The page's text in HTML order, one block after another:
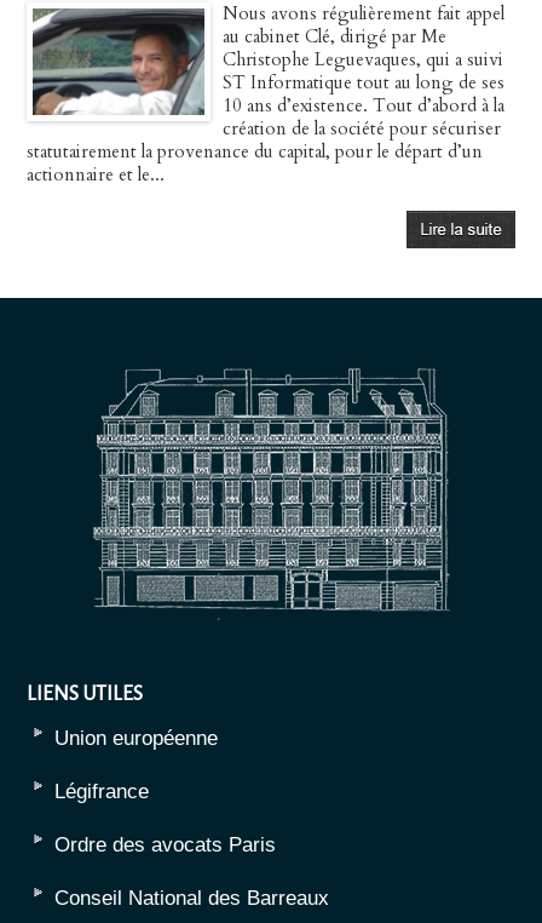
Nous avons régulièrement fait appel
au cabinet Clé, dirigé par Me
Christophe Leguevaques, qui a suivi
ST Informatique tout au long de ses
10 ans d’existence. Tout d’abord à la
création de la société pour sécuriser
statutairement la provenance du capital, pour le départ d’un
actionnaire et le...
LIENS UTILES
Union européenne
Légifrance
Ordre des avocats Paris
Conseil National des Barreaux